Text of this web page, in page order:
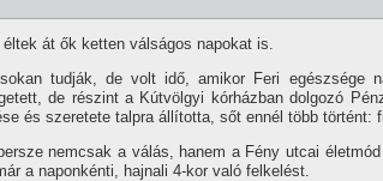
éltek át ők ketten válságos napokat is.
tudják, de volt idő, amikor Feri egészsége
de részint a Kútvölgyi kórházban dolgozó
és szeretete talpra állí­totta, sőt ennél több történt:
nemcsak a válás, ha­nem a Fény utcai
a na­ponkénti, hajnali 4-kor való felke­lést.